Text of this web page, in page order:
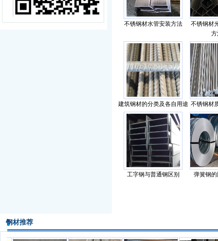
不锈钢材水管安装方法
不锈钢材
建筑钢材的分类及各自用途 不锈钢材
工字钢与普通钢区别 弹簧钢
钢材推荐